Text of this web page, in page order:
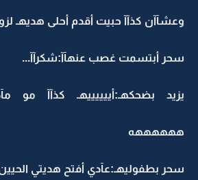
وعشآآن كذآآ حبيت أقدم أحلى هديهـ
سحر أبتسمت غصب عنهآآ:شكرآآ...
يزيد بضحكهـ:أييييييهـ كذآآ مو
ههههههه
سحر بطفوليهـ:عآدي أفتح هديتي